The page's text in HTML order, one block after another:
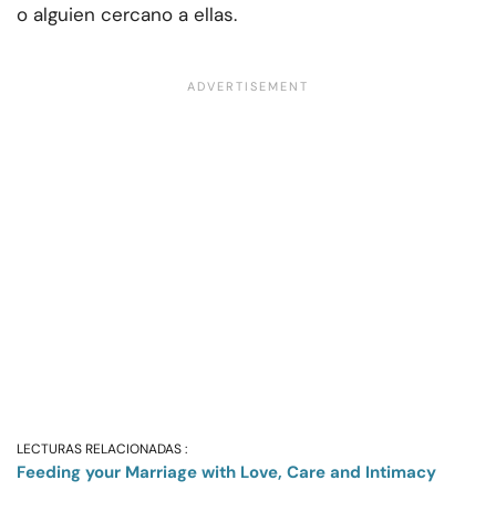
o alguien cercano a ellas.
LECTURAS RELACIONADAS :
Feeding your Marriage with Love, Care and Intimacy